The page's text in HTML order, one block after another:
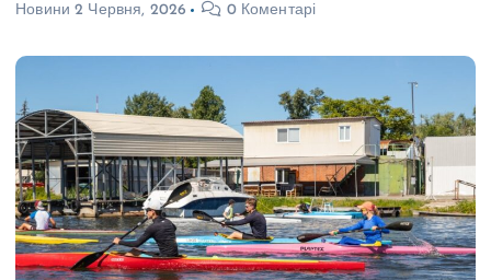
Новини 2 Червня, 2026 0 Коментарі